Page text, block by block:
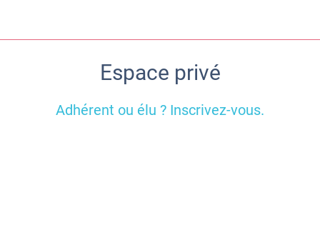
Espace privé
Adhérent ou élu ? Inscrivez-vous.